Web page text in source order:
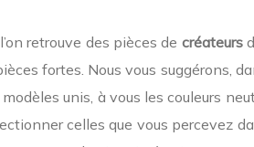
retrouve des pièces de créateurs
fortes. Nous vous suggérons,
unis, à vous les couleurs
celles que vous percevez